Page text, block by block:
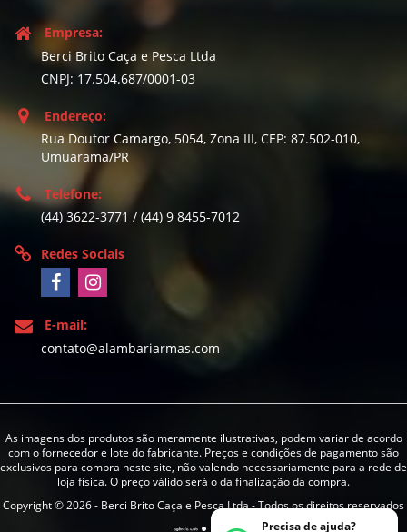
Empresa:
Berci Brito Caça e Pesca Ltda
CNPJ: 17.504.687/0001-03
Endereço:
Rua Doutor Camargo, 5054, Zona III, CEP: 87.502-010,
Umuarama/PR
Telefone:
(44) 3622-3771 / (44) 9 8455-7012
Redes Sociais
E-mail:
contato@alambariarmas.com
As imagens dos produtos são meramente ilustrativas, podem variar de acordo
com o fornecedor e lote do fabricante. Preços e condições de pagamento são
exclusivos para compra neste site, não valendo necessariamente para a rede de
loja física. O preço válido será o da finalização da compra.
Copyright © 2026 - Berci Brito Caça e Pesca Ltda - Todos os direitos reservados
Precisa de ajuda?